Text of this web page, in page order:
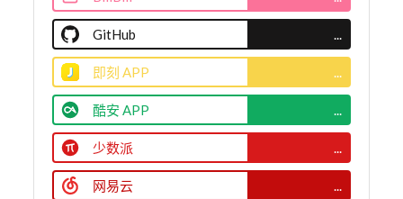
抑制成瘾的依赖
凝望天边苍白
没有星星的此空
终将结束的爱
bye bye say bye to the night
bye bye say bye to the night
GitHub ...
即刻 APP ...
酷安 APP ...
少数派 ...
网易云 ...